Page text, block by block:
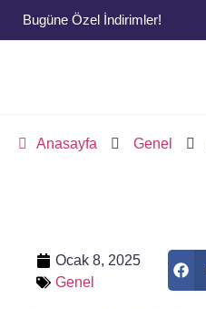
Bugüne Özel İndirimler!
Anasayfa Genel
Ocak 8, 2025
Genel